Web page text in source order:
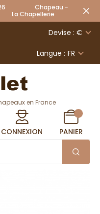
2026 Chapeau -
Devise : €
Langue : FR
en France
CONNEXION PANIER